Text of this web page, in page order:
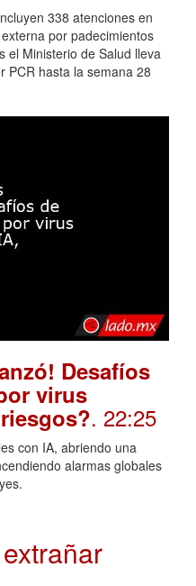
338 atenciones en
por padecimientos
el Ministerio de Salud lleva
PCR hasta la semana 28
Desafíos
virus
. 22:25
con IA, abriendo una
alarmas globales